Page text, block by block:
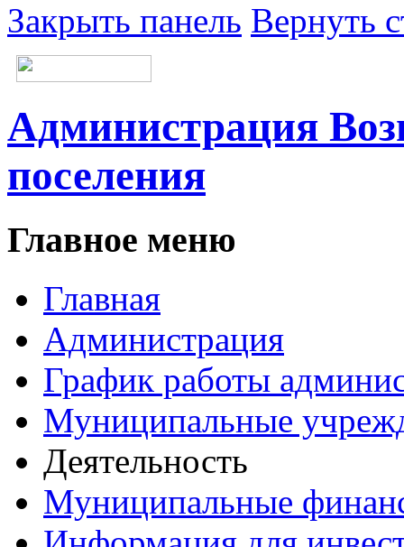
Закрыть панель Вернуть
Администрация
поселения
Главное меню
Главная
Администрация
График работы
Муниципальные
Деятельность
Муниципальные